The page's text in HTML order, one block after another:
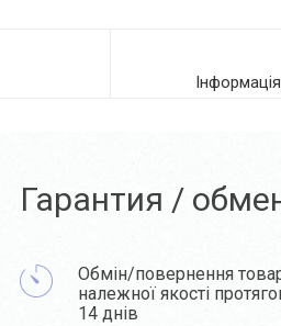
Гарантия /
Обмін/повернення
належної якості
14 днів